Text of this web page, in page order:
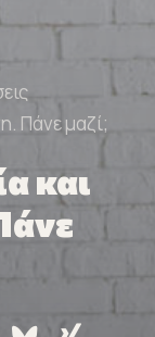
Πάνε μαζί;
και